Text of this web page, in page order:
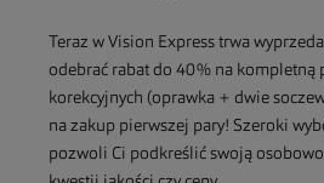
Teraz w Vision Express trwa
odebrać rabat do 40% na kompletną
korekcyjnych (oprawka + dwie
na zakup pierwszej pary! Szeroki
pozwoli Ci podkreślić swoją